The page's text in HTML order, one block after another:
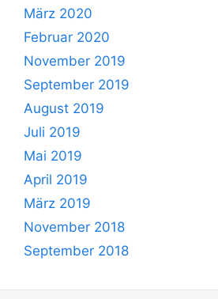
März 2020
Februar 2020
November 2019
September 2019
August 2019
Juli 2019
Mai 2019
April 2019
März 2019
November 2018
September 2018